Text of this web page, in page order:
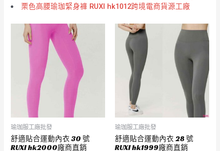
栗色高腰瑜珈緊身褲 RUXI hk1012跨境電商貨源工廠
瑜珈服工廠批發
舒適貼合運動內衣 30 號
RUXI hk2000廠商直銷
瑜珈服工廠批發
舒適貼合運動內衣 28 號
RUXI hk1999廠商直銷